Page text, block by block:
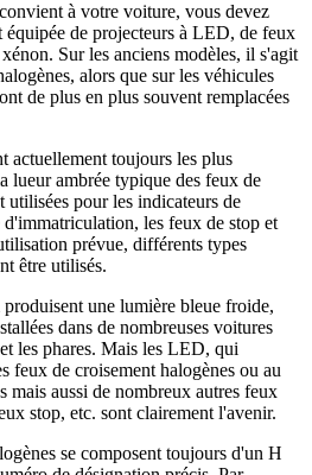
à votre voiture, vous devez
équipée de projecteurs à LED, de feux
Sur les anciens modèles, il s'agit
alors que sur les véhicules
de plus en plus souvent remplacées
actuellement toujours les plus
lueur ambrée typique des feux de
utilisées pour les indicateurs de
les feux de stop et
prévue, différents types
être utilisés.
une lumière bleue froide,
dans de nombreuses voitures
les phares. Mais les LED, qui
feux de croisement halogènes ou au
mais aussi de nombreux autres feux
stop, etc. sont clairement l'avenir.
se composent toujours d'un H